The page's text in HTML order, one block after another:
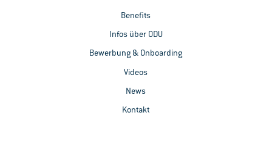
Benefits
Infos über ODU
Bewerbung & Onboarding
Videos
News
Kontakt